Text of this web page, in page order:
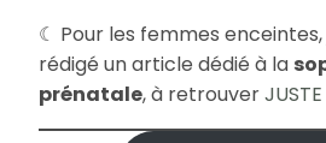
☾ Pour les femmes enceintes,
rédigé un article dédié à la
prénatale, à retrouver